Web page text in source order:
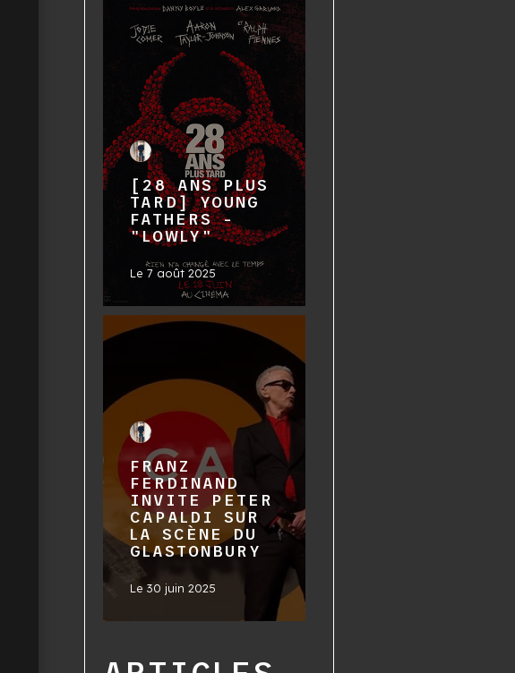
[28 ANS PLUS
TARD] YOUNG
FATHERS -
"LOWLY"
Le7 août 2025
FRANZ
FERDINAND
INVITE PETER
CAPALDI SUR
LA SCÈNE DU
GLASTONBURY
Le30 juin 2025